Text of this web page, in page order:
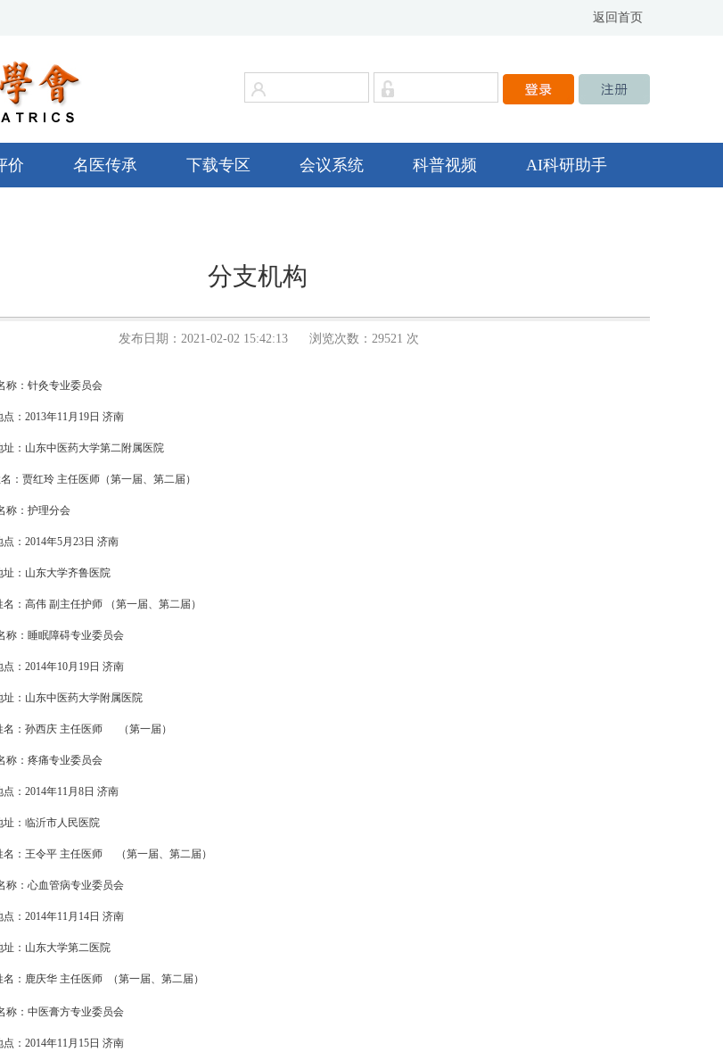
返回首页
价 名医传承 下载专区 会议系统 科普视频 AI科研助手
分支机构
发布日期：2021-02-02 15:42:13 浏览次数：29521 次
称：针灸专业委员会
：2013年11月19日 济南
：山东中医药大学第二附属医院
：贾红玲 主任医师（第一届、第二届）
称：护理分会
：2014年5月23日 济南
：山东大学齐鲁医院
：高伟 副主任护师 （第一届、第二届）
称：睡眠障碍专业委员会
：2014年10月19日 济南
：山东中医药大学附属医院
：孙西庆 主任医师 （第一届）
称：疼痛专业委员会
：2014年11月8日 济南
：临沂市人民医院
：王令平 主任医师 （第一届、第二届）
称：心血管病专业委员会
：2014年11月14日 济南
：山东大学第二医院
：鹿庆华 主任医师 （第一届、第二届）
称：中医膏方专业委员会
：2014年11月15日 济南